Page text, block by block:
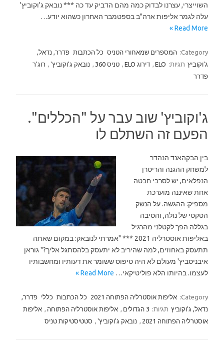
השוייצרי, עצרנו לבדוק כמה מהם הדביק עד כה *** נובאק ג'וקוביץ'
עלה לגמר אליפות ארה"ב בספטמבר האחרון כשהוא יודע…
Read More »
Category: המספרים שמאחורי הטניס כל הכתבות פדרר, נדאל,
ג'וקוביץ תגיות: ELO דירוג ELO טניס 360 נובאק ג'וקוביץ'
רוג'ר
פדרר
ג'וקוביץ' שוב עבר על "הכללים".
הפעם זה השתלם לו
בין הבקהאנד הנהדר
למשחק ההגנה והריטרן
הנפלאים, יש לסרבי חבטה
אחת שאיננה מוערכת
מספיק: ההגשה. על הנשק
הטקטי של נולה, והסיבה
בגללה הפך לקטלני מהרגיל
באליפות אוסטרליה 2021 *** "אמרתי לנובאק: במקום שאתה
תתעסק באחוזים, למה שהיריב לא יתעסק בלהסתגל אליך?" גוראן
איבניסביץ' מעולם לא היה טיפוס ששומר את דעותיו ומחשבותיו
לעצמו. בהיותו הלא פוליטיקאי… Read More »
Category: אליפות אוסטרליה הפתוחה 2021 כל הכתבות כללי פדרר,
נדאל, ג'וקוביץ תגיות: 3 הגדולים אליפות אוסטרליה הפתוחה
אליפות
אוסטרליה הפתוחה 2021
נובאק ג'וקוביץ' סטטיסטיקות טניס